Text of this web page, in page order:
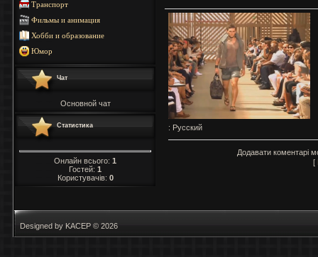
Транспорт
Фильмы и анимация
Хобби и образование
Юмор
Чат
Основной чат
Статистика
Онлайн всього: 1
Гостей: 1
Користувачів: 0
: Русский
Додавати коментарі
[
Designed by KACEP © 2026